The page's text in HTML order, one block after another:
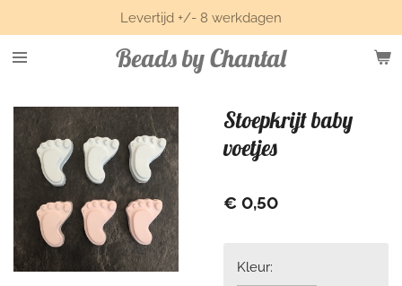
direct
naar
hoofdinhoud
Beads by Chantal
Levertijd +/- 8 werkdagen
Stoepkrijt baby
voetjes
€ 0,50
Kleur: